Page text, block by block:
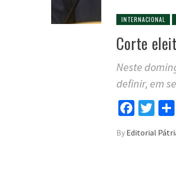
INTERNACIONAL
Corte
Neste
definir, em
By Editorial